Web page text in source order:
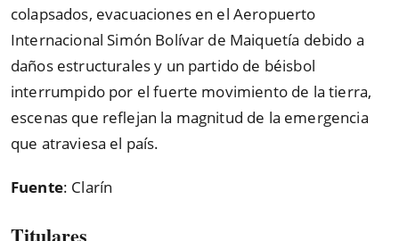
colapsados, evacuaciones en el Aeropuerto
Internacional Simón Bolívar de Maiquetía debido a
daños estructurales y un partido de béisbol
interrumpido por el fuerte movimiento de la tierra,
escenas que reflejan la magnitud de la emergencia
que atraviesa el país.
Fuente: Clarín